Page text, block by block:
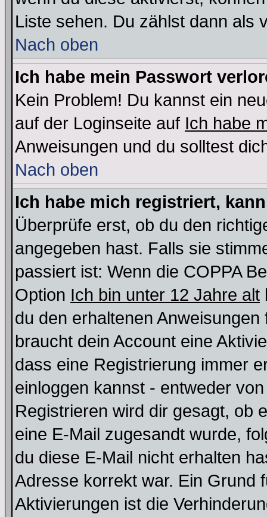
Liste sehen. Du zählst dann als
Nach oben
Ich habe mein Passwort
Kein Problem! Du kannst ein
auf der Loginseite auf Ich habe
Anweisungen und du solltest
Nach oben
Ich habe mich registriert,
Überprüfe erst, ob du den
angegeben hast. Falls sie
passiert ist: Wenn die COPPA
Option Ich bin unter 12 Jahre alt
du den erhaltenen
braucht dein Account eine
dass eine Registrierung immer
einloggen kannst - entweder
Registrieren wird dir gesagt, ob
eine E-Mail zugesandt wurde,
du diese E-Mail nicht erhalten
Adresse korrekt war. Ein Grund
Aktivierungen ist die